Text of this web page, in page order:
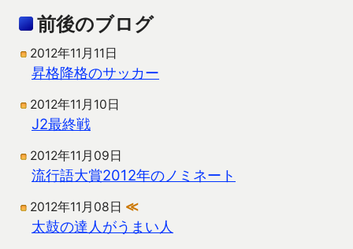
前後のブログ
2012年11月11日
昇格降格のサッカー
2012年11月10日
J2最終戦
2012年11月09日
流行語大賞2012年のノミネート
2012年11月08日 ≪
太鼓の達人がうまい人